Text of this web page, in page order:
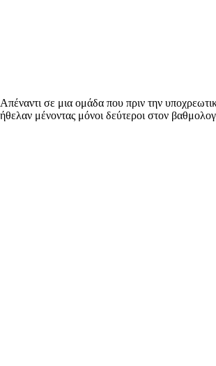
Απέναντι σε μια ομάδα που πριν την
ήθελαν μένοντας μόνοι δεύτεροι στον